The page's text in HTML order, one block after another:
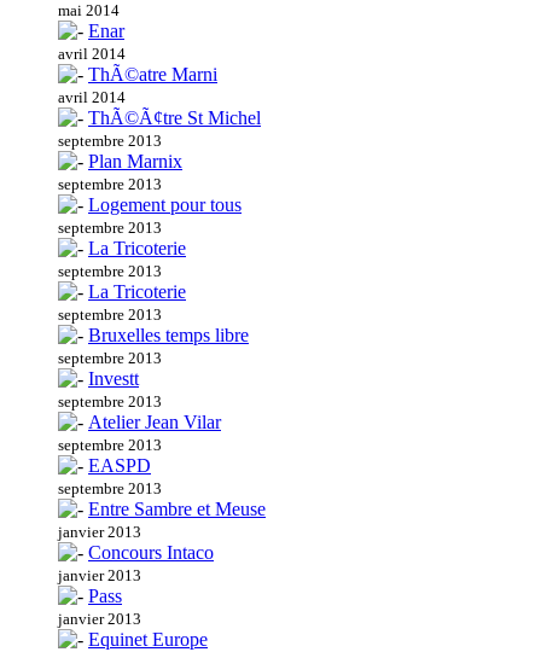
mai 2014
Enar
avril 2014
ThÃ©atre Marni
avril 2014
ThÃ©Ã¢tre St Michel
septembre 2013
Plan Marnix
septembre 2013
Logement pour tous
septembre 2013
La Tricoterie
septembre 2013
La Tricoterie
septembre 2013
Bruxelles temps libre
septembre 2013
Investt
septembre 2013
Atelier Jean Vilar
septembre 2013
EASPD
septembre 2013
Entre Sambre et Meuse
janvier 2013
Concours Intaco
janvier 2013
Pass
janvier 2013
Equinet Europe